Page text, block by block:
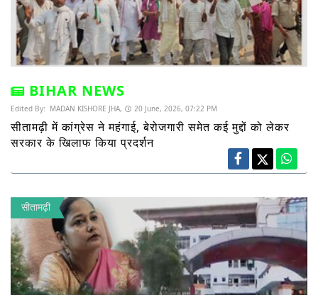
BIHAR NEWS
Edited By: MADAN KISHORE JHA, 20 June, 2026, 07:22 PM
सीतामढ़ी में कांग्रेस ने महंगाई, बेरोजगारी समेत कई मुद्दों को लेकर
सरकार के खिलाफ किया प्रदर्शन
सीतामढ़ी